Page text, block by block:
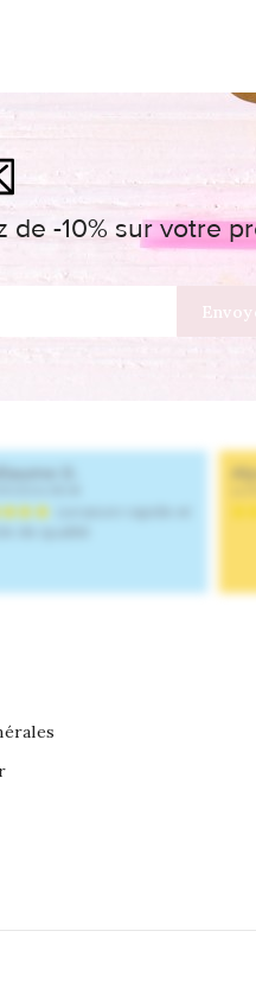
-10% sur votre